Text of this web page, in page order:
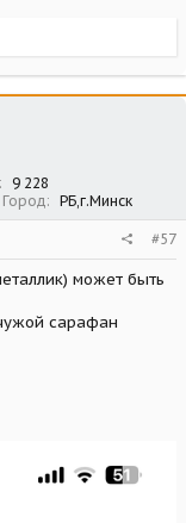
9 228
Город РБ,г.Минск
#57
может быть
сарафан